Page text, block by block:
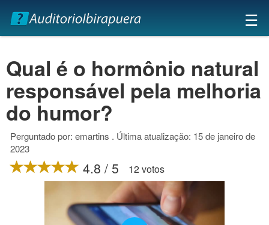
×
☰
Qual é o hormônio natural
responsável pela melhoria
do humor?
Perguntado por: emartins . Última atualização: 15 de janeiro de
2023
4.8 / 5 12 votos